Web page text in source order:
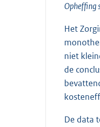
Opheffing
Het
niet
de
De data